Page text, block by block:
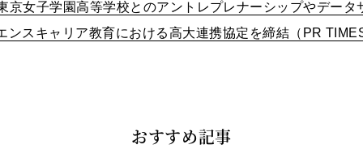
京女子学園高等学校とのアントレプレナーシップやデータ
ンスキャリア教育における高大連携協定を締結（PR
おすすめ記事